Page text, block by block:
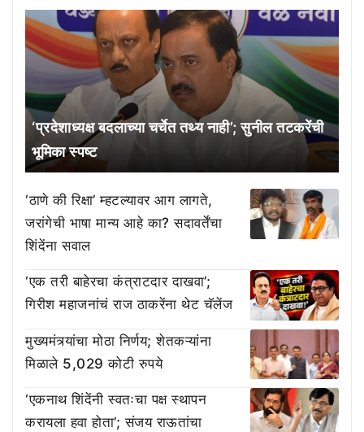
‘प्रदेशाध्यक्ष बदलाच्या चर्चेत तथ्य नाही’; सुनील तटकरेंची
भूमिका स्पष्ट
‘ठाणे की रिक्षा’ म्हटल्यावर आग लागते,
जरांगेची भाषा मान्य आहे का? सदावर्तेंचा
शिंदेंना सवाल
‘एक तरी बाहेरचा कंत्राटदार दाखवा’;
गिरीश महाजनांचं राज ठाकरेंना थेट चॅलेंज
मुख्यमंत्र्यांचा मोठा निर्णय; शेतकऱ्यांना
मिळाले 5,029 कोटी रुपये
‘एकनाथ शिंदेंनी स्वतःचा पक्ष स्थापन
करायला हवा होता’; संजय राऊतांचा